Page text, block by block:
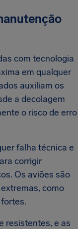
com tecnologia
em qualquer
auxiliam os
a decolagem
o risco de erro
falha técnica e
corrigir
Os aviões são
como
resistentes, e as